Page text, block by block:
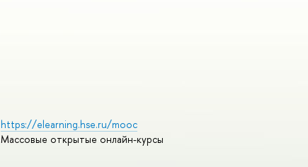
https://elearning.hse.ru/mooc
Массовые открытые онлайн-курсы